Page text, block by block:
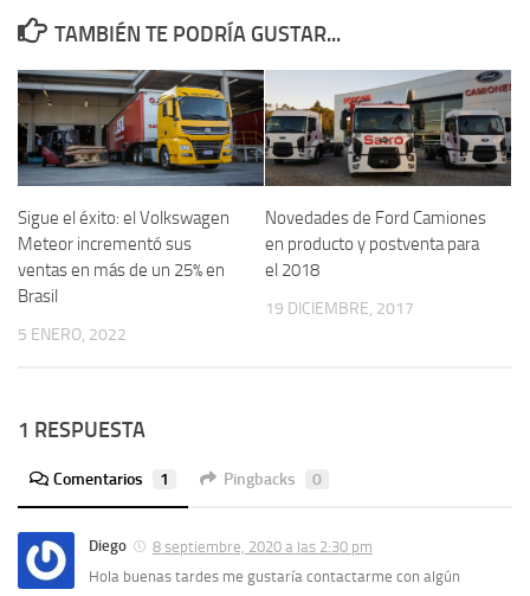
TAMBIÉN TE PODRÍA GUSTAR...
Sigue el éxito: el Volkswagen
Meteor incrementó sus
ventas en más de un 25% en
Brasil
5 ENERO, 2022
Novedades de Ford Camiones
en producto y postventa para
el 2018
19 DICIEMBRE, 2017
1 RESPUESTA
Comentarios 1 Pingbacks 0
Diego
8 septiembre, 2020 a las 2:30 pm
Hola buenas tardes me gustaría contactarme con algún